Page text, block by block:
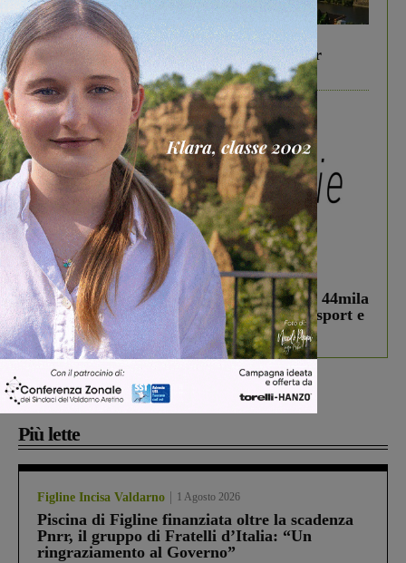
In vetrina 6 Agosto 2026
Gita di famiglia a Firenze: 5 idee per far
divertire i tuoi figli
In vetrina 3 Agosto 2026
Estra Notizie agosto: Smart Cities, oltre 44mila
studenti coinvolti, torna il bando per lo sport e
debutta il podcast Estrair
Più lette
Figline Incisa Valdarno 1 Agosto 2026
Piscina di Figline finanziata oltre la scadenza
Pnrr, il gruppo di Fratelli d’Italia: “Un
ringraziamento al Governo”